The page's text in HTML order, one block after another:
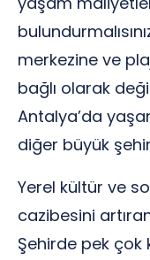
merkezine ve
bağlı olarak
Antalya’da
diğer büyük
Yerel kültür ve
cazibesini
Şehirde pek